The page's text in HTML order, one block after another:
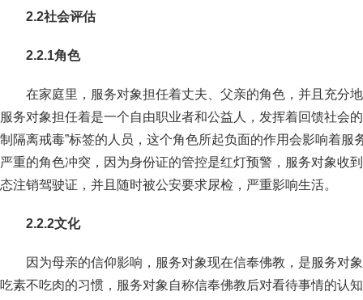
2.2社会评估
2.2.1角色
在家庭里，服务对象担任着丈夫、父亲的角色，并且充分
服务对象担任着是一个自由职业者和公益人，发挥着回馈社会
制隔离戒毒”标签的人员，这个角色所起负面的作用会影响着服
严重的角色冲突，因为身份证的管控是红灯预警，服务对象收
态注销驾驶证，并且随时被公安要求尿检，严重影响生活。
2.2.2文化
因为母亲的信仰影响，服务对象现在信奉佛教，是服务对
吃素不吃肉的习惯，服务对象自称信奉佛教后对看待事情的认